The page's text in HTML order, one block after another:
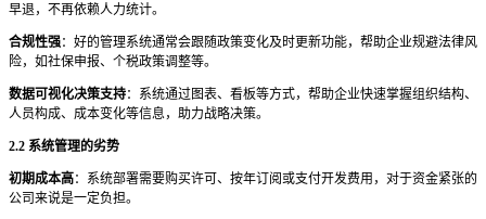
早退，不再依赖人力统计。
合规性强：好的管理系统通常会跟随政策变化及时更新功能，帮助企业规避法律风
险，如社保申报、个税政策调整等。
数据可视化决策支持：系统通过图表、看板等方式，帮助企业快速掌握组织结构、
人员构成、成本变化等信息，助力战略决策。
2.2 系统管理的劣势
初期成本高：系统部署需要购买许可、按年订阅或支付开发费用，对于资金紧张的
公司来说是一定负担。